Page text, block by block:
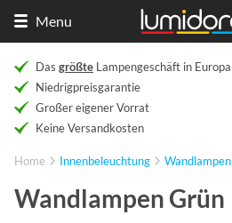
Menu
Das größte Lampengeschäft in Europa
Niedrigpreisgarantie
Großer eigener Vorrat
Keine Versandkosten
Home Innenbeleuchtung Wandlampen
Wandlampen Grün